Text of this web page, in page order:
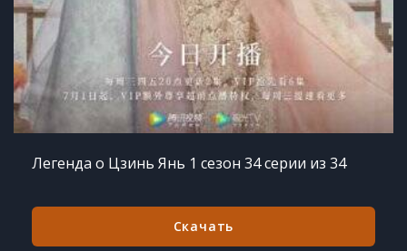
Легенда о Цзинь Янь 1 сезон 34 серии из 34
Скачать